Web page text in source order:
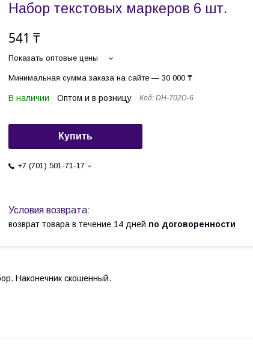
Набор текстовых маркеров 6 шт.
541 ₸
Показать оптовые цены
Минимальная сумма заказа на сайте — 30 000 ₸
В наличии Оптом и в розницу Код: DH-702D-6
Купить
+7 (701) 501-71-17
возврат товара в течение 14 дней по договоренности
Наконечник скошенный.